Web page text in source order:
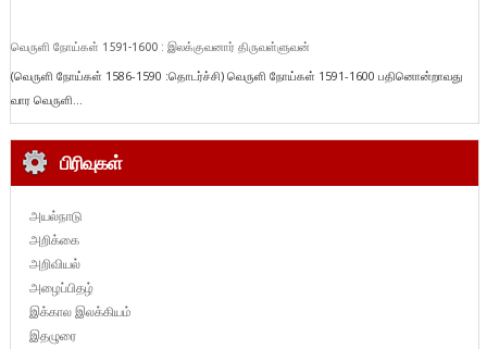
வெருளி நோய்கள் 1591-1600 : இலக்குவனார் திருவள்ளுவன்
(வெருளி நோய்கள் 1586-1590 :தொடர்ச்சி) வெருளி நோய்கள் 1591-1600 பதினொன்றாவது
வார வெருளி...
பிரிவுகள்
அயல்நாடு
அறிக்கை
அறிவியல்
அழைப்பிதழ்
இக்கால இலக்கியம்
இதழுரை